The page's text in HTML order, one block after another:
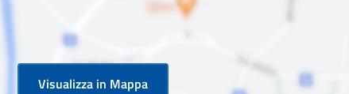
Visualizza in Mappa